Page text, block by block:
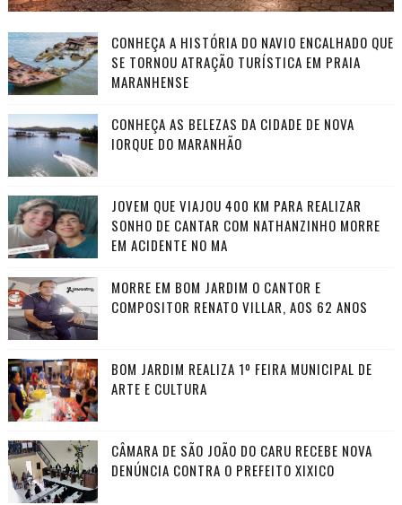
CONHEÇA A HISTÓRIA DO NAVIO ENCALHADO QUE
SE TORNOU ATRAÇÃO TURÍSTICA EM PRAIA
MARANHENSE
CONHEÇA AS BELEZAS DA CIDADE DE NOVA
IORQUE DO MARANHÃO
JOVEM QUE VIAJOU 400 KM PARA REALIZAR
SONHO DE CANTAR COM NATHANZINHO MORRE
EM ACIDENTE NO MA
MORRE EM BOM JARDIM O CANTOR E
COMPOSITOR RENATO VILLAR, AOS 62 ANOS
BOM JARDIM REALIZA 1º FEIRA MUNICIPAL DE
ARTE E CULTURA
CÂMARA DE SÃO JOÃO DO CARU RECEBE NOVA
DENÚNCIA CONTRA O PREFEITO XIXICO